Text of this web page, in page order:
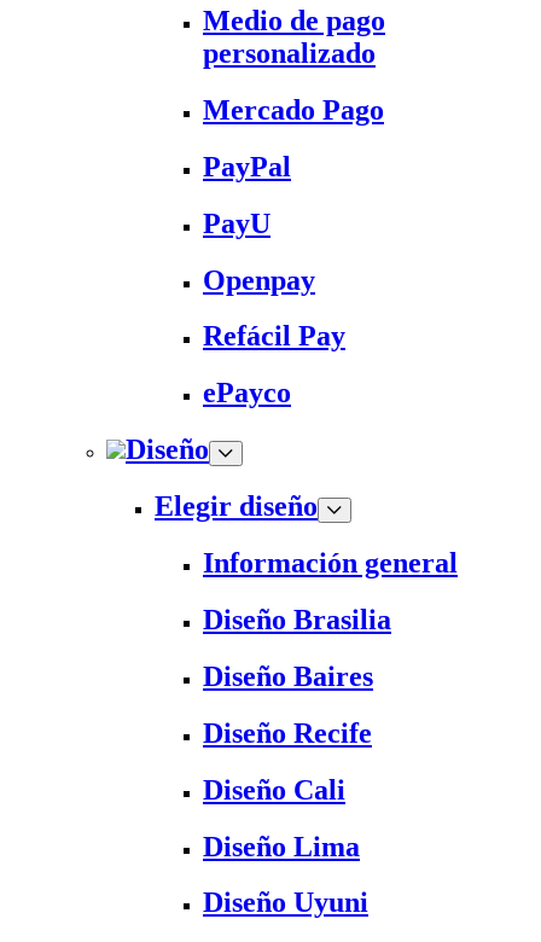
Medio de pago
personalizado
Mercado Pago
PayPal
PayU
Openpay
Refácil Pay
ePayco
Diseño
Elegir diseño
Información general
Diseño Brasilia
Diseño Baires
Diseño Recife
Diseño Cali
Diseño Lima
Diseño Uyuni